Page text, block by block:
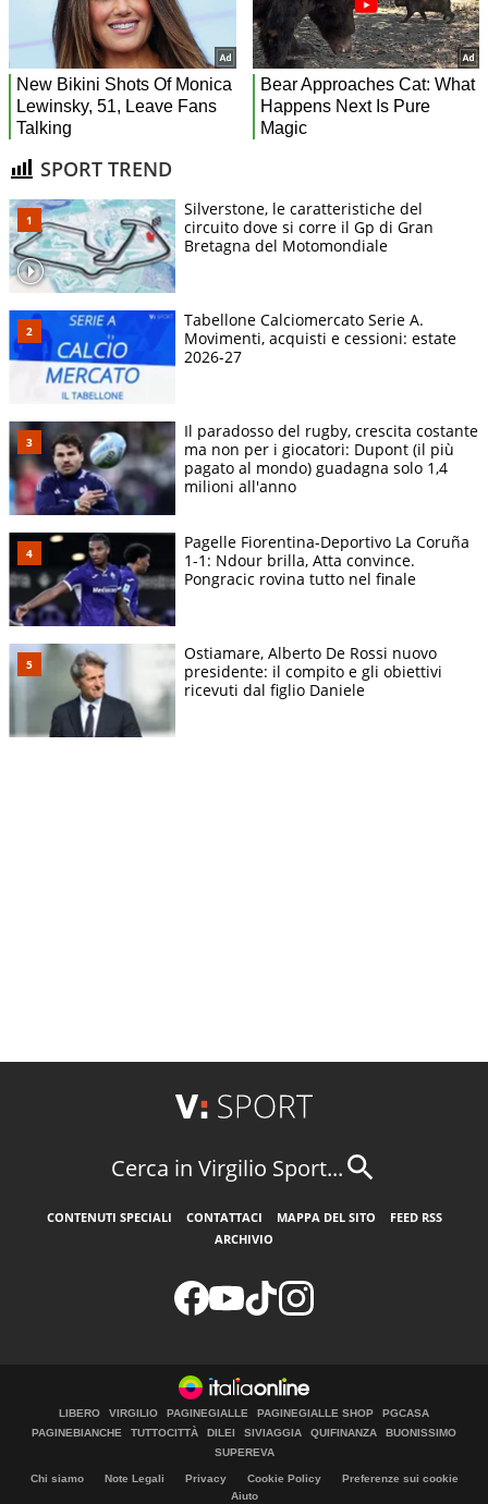
SPORT TREND
Silverstone, le caratteristiche del
circuito dove si corre il Gp di Gran
Bretagna del Motomondiale
Tabellone Calciomercato Serie A.
Movimenti, acquisti e cessioni: estate
2026-27
Il paradosso del rugby, crescita costante
ma non per i giocatori: Dupont (il più
pagato al mondo) guadagna solo 1,4
milioni all'anno
Pagelle Fiorentina-Deportivo La Coruña
1-1: Ndour brilla, Atta convince.
Pongracic rovina tutto nel finale
Ostiamare, Alberto De Rossi nuovo
presidente: il compito e gli obiettivi
ricevuti dal figlio Daniele
Cerca in Virgilio Sport...
CONTENUTI SPECIALI CONTATTACI MAPPA DEL SITO
FEED RSS
ARCHIVIO
LIBERO VIRGILIO PAGINEGIALLE PAGINEGIALLE SHOP
PGCASA
PAGINEBIANCHE
TUTTOCITTÀ DILEI SIVIAGGIA QUIFINANZA
BUONISSIMO
SUPEREVA
Chi siamo Note Legali Privacy Cookie Policy
Preferenze sui cookie
Aiuto